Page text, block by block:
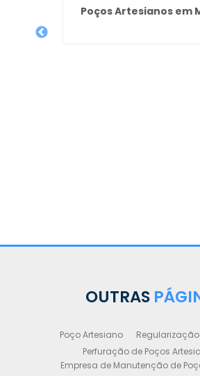
Poços Artesianos em
OUTRAS
Poço Artesiano
Perfuração de Poços
Empresa de Manutenção de